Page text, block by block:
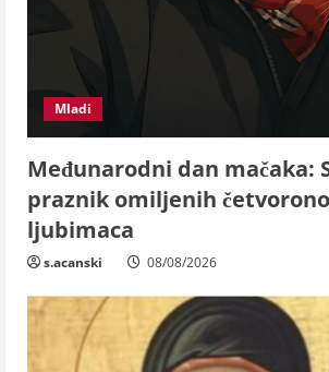
Mladi
Međunarodni dan mačaka:
praznik omiljenih
ljubimaca
s.acanski 08/08/2026